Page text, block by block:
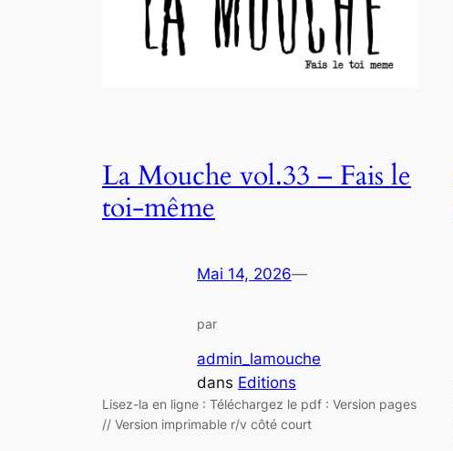
La Mouche vol.33 – Fais le
toi-même
Mai 14, 2026—
par
admin_lamouche
dans Editions
Lisez-la en ligne : Téléchargez le pdf : Version pages
// Version imprimable r/v côté court